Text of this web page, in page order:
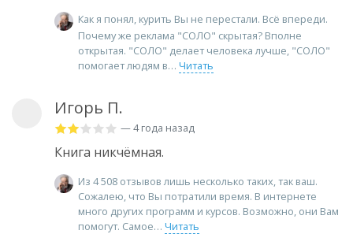
Как я понял, курить Вы не перестали. Всё впереди.
Почему же реклама "СОЛО" скрытая? Вполне
открытая. "СОЛО" делает человека лучше, "СОЛО"
помогает людям в
Читать
Игорь П.
— 4 года назад
Книга никчёмная.
Из 4 508 отзывов лишь несколько таких, так ваш.
Сожалею, что Вы потратили время. В интернете
много других программ и курсов. Возможно, они Вам
помогут. Самое
Читать